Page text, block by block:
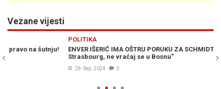
Vezane vijesti
ENVER IŠERIĆ IMA OŠTRU PORUKU ZA SCHMIDTA: "Ako odeš u
Strasbourg, ne vraćaj se u Bosnu"